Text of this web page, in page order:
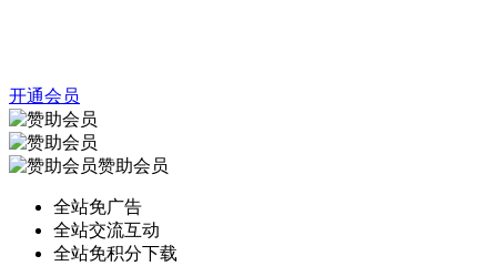
开通会员
赞助会员
全站免广告
全站交流互动
全站免积分下载